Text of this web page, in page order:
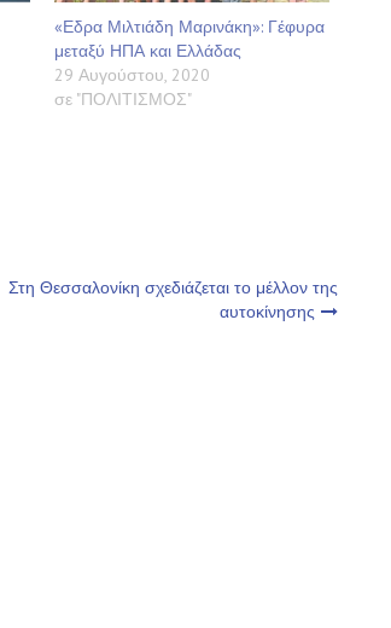
«Εδρα Μιλτιάδη Μαρινάκη»: Γέφυρα
μεταξύ ΗΠΑ και Ελλάδας
29 Αυγούστου, 2020
σε "ΠΟΛΙΤΙΣΜΟΣ"
Στη Θεσσαλονίκη σχεδιάζεται το μέλλον της
αυτοκίνησης